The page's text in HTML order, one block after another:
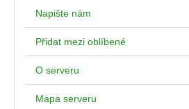
Napište nám
Přidat mezi oblíbené
O serveru
Mapa serveru